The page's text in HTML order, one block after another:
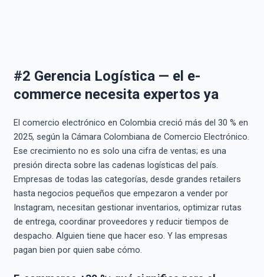
#2 Gerencia Logística — el e-
commerce necesita expertos ya
El comercio electrónico en Colombia creció más del 30 % en
2025, según la Cámara Colombiana de Comercio Electrónico.
Ese crecimiento no es solo una cifra de ventas; es una
presión directa sobre las cadenas logísticas del país.
Empresas de todas las categorías, desde grandes retailers
hasta negocios pequeños que empezaron a vender por
Instagram, necesitan gestionar inventarios, optimizar rutas
de entrega, coordinar proveedores y reducir tiempos de
despacho. Alguien tiene que hacer eso. Y las empresas
pagan bien por quien sabe cómo.